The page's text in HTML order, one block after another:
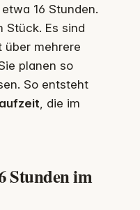
16 Stunden.
Stück. Es sind
über mehrere
planen so
So entsteht
, die im
Stunden im